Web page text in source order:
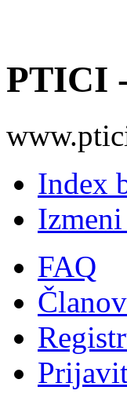
PTICI
Index
FAQ